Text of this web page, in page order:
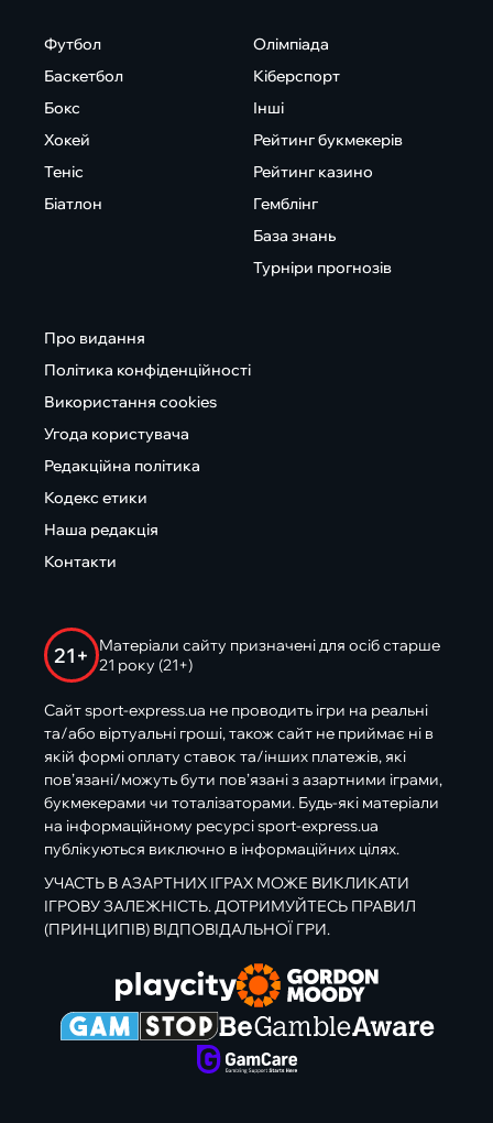
Футбол
Баскетбол
Бокс
Хокей
Теніс
Біатлон
Олімпіада
Кіберспорт
Інші
Рейтинг букмекерів
Рейтинг казино
Гемблінг
База знань
Турніри прогнозів
Про видання
Політика конфіденційності
Використання cookies
Угода користувача
Редакційна політика
Кодекс етики
Наша редакція
Контакти
21+
Матеріали сайту призначені для осіб старше
21 року (21+)
Сайт sport-express.ua не проводить ігри на реальні
та/або віртуальні гроші, також сайт не приймає ні в
якій формі оплату ставок та/інших платежів, які
пов’язані/можуть бути пов’язані з азартними іграми,
букмекерами чи тоталізаторами. Будь-які матеріали
на інформаційному ресурсі sport-express.ua
публікуються виключно в інформаційних цілях.
УЧАСТЬ В АЗАРТНИХ ІГРАХ МОЖЕ ВИКЛИКАТИ
ІГРОВУ ЗАЛЕЖНІСТЬ. ДОТРИМУЙТЕСЬ ПРАВИЛ
(ПРИНЦИПІВ) ВІДПОВІДАЛЬНОЇ ГРИ.